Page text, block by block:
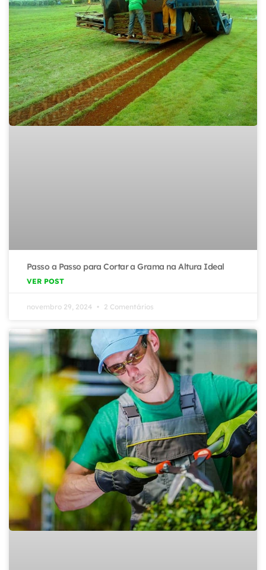
Passo a Passo para Cortar a Grama na Altura Ideal
VER POST
novembro 29, 2024 2 Comentários